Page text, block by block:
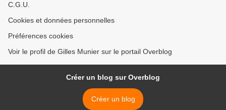
C.G.U.
Cookies et données personnelles
Préférences cookies
Voir le profil de Gilles Munier sur le portail Overblog
Créer un blog sur Overblog
Créer un blog